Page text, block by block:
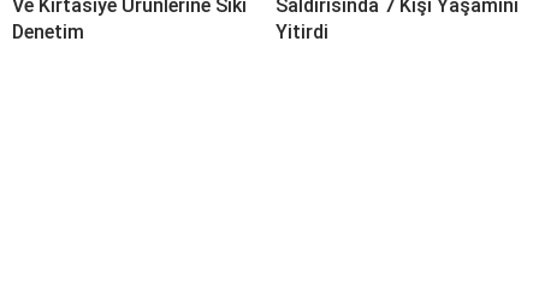
Ve Kırtasiye Ürünlerine Sıkı
Denetim
Saldırısında 7 Kişi Yaşamını
Yitirdi